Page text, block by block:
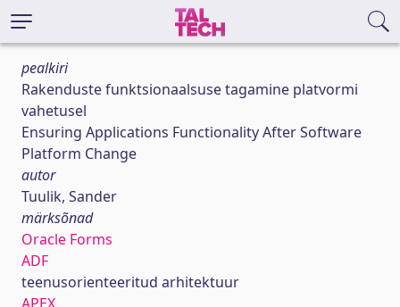
pealkiri
Rakenduste funktsionaalsuse tagamine platvormi
vahetusel
Ensuring Applications Functionality After Software
Platform Change
autor
Tuulik, Sander
märksõnad
Oracle Forms
ADF
teenusorienteeritud arhitektuur